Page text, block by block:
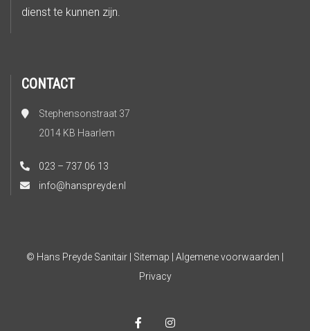
dienst te kunnen zijn.
CONTACT
Stephensonstraat 37
2014 KB Haarlem
023 – 737 06 13
info@hanspreyde.nl
© Hans Preyde Sanitair Sitemap Algemene voorwaarden
Privacy